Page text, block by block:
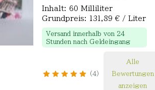
Inhalt: 60 Milliliter
Grundpreis: 131,89 € / Liter
Versand innerhalb von 24
Stunden nach Geldeingang
4
Alle
Bewertungen
anzeigen